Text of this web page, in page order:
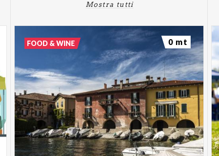
Mostra tutti
FOOD & WINE 0 mt